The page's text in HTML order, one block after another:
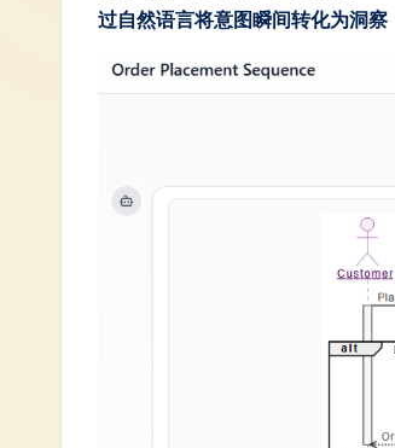
m过自然语言将意图瞬间转化为洞察